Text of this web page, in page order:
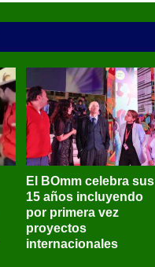
El BOmm celebra sus
15 años incluyendo
por primera vez
proyectos
internacionales